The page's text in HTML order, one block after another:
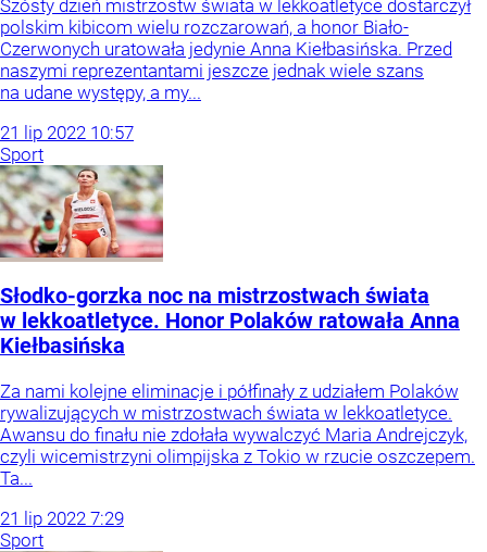
Szósty dzień mistrzostw świata w lekkoatletyce dostarczył
polskim kibicom wielu rozczarowań, a honor Biało-
Czerwonych uratowała jedynie Anna Kiełbasińska. Przed
naszymi reprezentantami jeszcze jednak wiele szans
na udane występy, a my...
21 lip 2022 10:57
Sport
Słodko-gorzka noc na mistrzostwach świata
w lekkoatletyce. Honor Polaków ratowała Anna
Kiełbasińska
Za nami kolejne eliminacje i półfinały z udziałem Polaków
rywalizujących w mistrzostwach świata w lekkoatletyce.
Awansu do finału nie zdołała wywalczyć Maria Andrejczyk,
czyli wicemistrzyni olimpijska z Tokio w rzucie oszczepem.
Ta...
21 lip 2022 7:29
Sport